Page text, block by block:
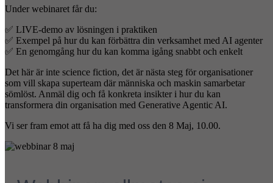
Under webinaret får du:
✅ LIVE-demo av lösningen i praktiken
✅ Exempel på hur du kan förbättra din verksamhet med AI agenter
✅ En genomgång hur du kan komma igång snabbt och enkelt
Det här är inte science fiction, det är nästa steg för organisationer
som vill skapa superteam där människa och maskin samarbetar
sömlöst. Anmäl dig och få konkreta insikter i hur du kan
transformera din organisation med Generative Agentic AI.
Vi ser fram emot att få ha dig med oss den 8 Maj, 10.00.